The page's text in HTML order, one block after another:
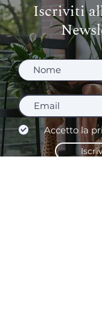
Iscriviti
Accetto la